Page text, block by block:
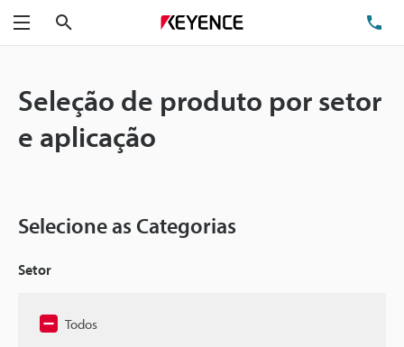
Menu
Seleção de produto por setor
e aplicação
Selecione as Categorias
Setor
Todos